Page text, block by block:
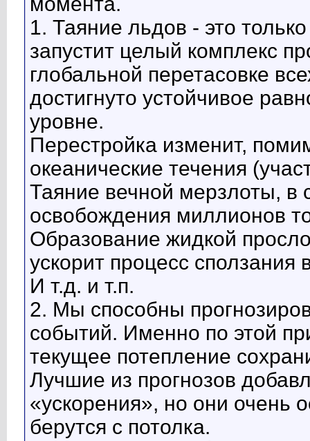
1. Таяние льдов - это
запустит целый комплекс
глобальной перетасовке
достигнуто устойчивое
уровне.
Перестройка изменит,
океанические течения
Таяние вечной мерзлоты, в
освобождения миллионов
Образование жидкой
ускорит процесс сползания
И т.д. и т.п.
2. Мы способны
событий. Именно по этой
текущее потепление
Лучшие из прогнозов
«ускорения», но они очень
берутся с потолка.